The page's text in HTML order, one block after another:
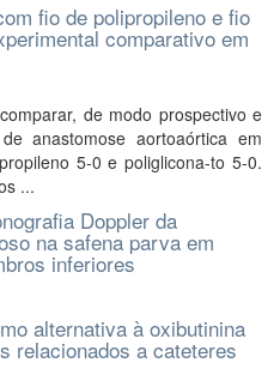
fio de polipropileno e fio
comparativo em
de modo prospectivo e
anastomose aortoaórtica em
5-0 e poliglicona-to 5-0.
...
Doppler da
na safena parva em
inferiores
alternativa à oxibutinina
relacionados a cateteres